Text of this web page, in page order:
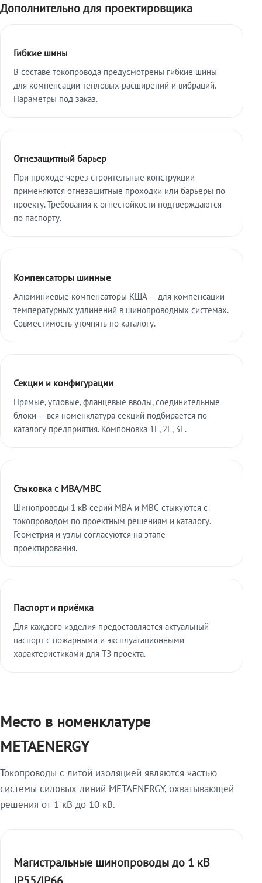
Дополнительно для проектировщика
Гибкие шины
В составе токопровода предусмотрены гибкие шины
для компенсации тепловых расширений и вибраций.
Параметры под заказ.
Огнезащитный барьер
При проходе через строительные конструкции
применяются огнезащитные проходки или барьеры по
проекту. Требования к огнестойкости подтверждаются
по паспорту.
Компенсаторы шинные
Алюминиевые компенсаторы КША — для компенсации
температурных удлинений в шинопроводных системах.
Совместимость уточнять по каталогу.
Секции и конфигурации
Прямые, угловые, фланцевые вводы, соединительные
блоки — вся номенклатура секций подбирается по
каталогу предприятия. Компоновка 1L, 2L, 3L.
Стыковка с МВА/МВС
Шинопроводы 1 кВ серий МВА и МВС стыкуются с
токопроводом по проектным решениям и каталогу.
Геометрия и узлы согласуются на этапе
проектирования.
Паспорт и приёмка
Для каждого изделия предоставляется актуальный
паспорт с пожарными и эксплуатационными
характеристиками для ТЗ проекта.
Место в номенклатуре
METAENERGY
Токопроводы с литой изоляцией являются частью
системы силовых линий METAENERGY, охватывающей
решения от 1 кВ до 10 кВ.
Магистральные шинопроводы до 1 кВ